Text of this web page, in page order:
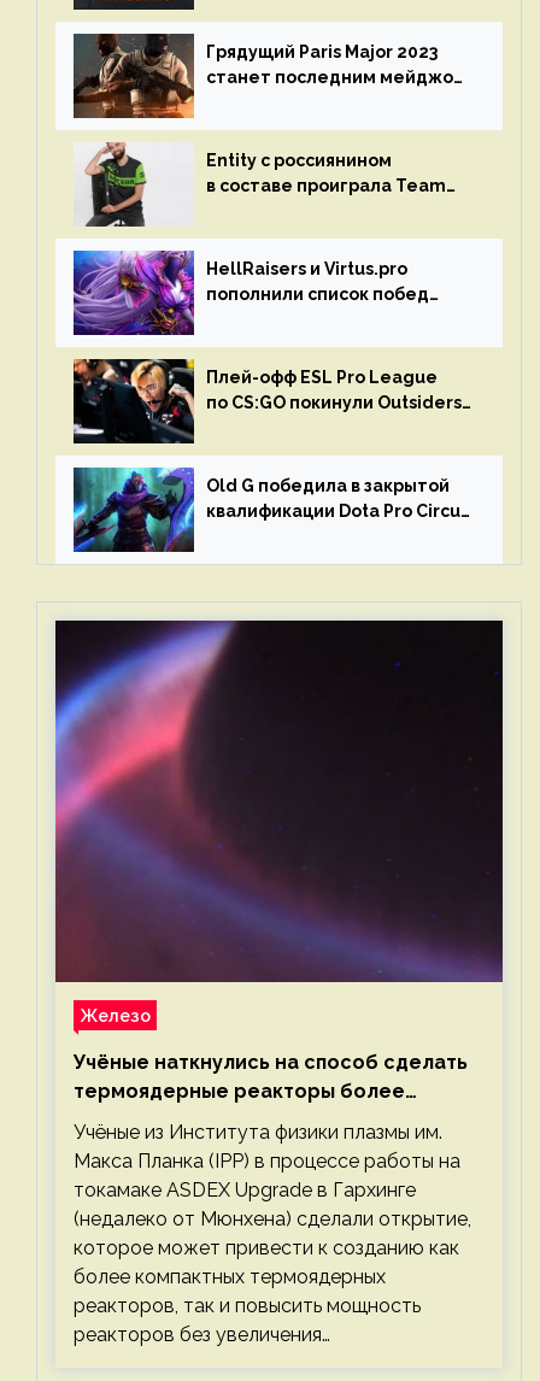
Грядущий Paris Major 2023
станет последним мейджор-
Entity с россиянином
в составе проиграла Team
HellRaisers и Virtus.pro
пополнили список побед
Плей-офф ESL Pro League
по CS:GO покинули Outsiders
Old G победила в закрытой
квалификации Dota Pro Circuit
Железо
Учёные наткнулись на способ сделать
термоядерные реакторы более
компактными или мощными
Учёные из Института физики плазмы им.
Макса Планка (IPP) в процессе работы на
токамаке ASDEX Upgrade в Гархинге
(недалеко от Мюнхена) сделали открытие,
которое может привести к созданию как
более компактных термоядерных
реакторов, так и повысить мощность
реакторов без увеличения…